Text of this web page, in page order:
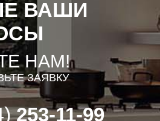
ВАШИ
НАМ!
ЗАЯВКУ
253-11-99